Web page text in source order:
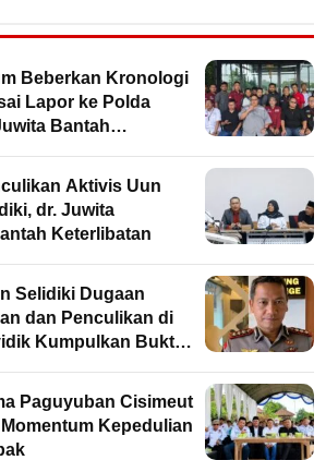
Beberkan Kronologi
Lapor ke Polda
Bantah
Aktivis Uun
dr. Juwita
Keterlibatan
Selidiki Dugaan
dan Penculikan di
Kumpulkan Bukti
Paguyuban Cisimeut
Kepedulian